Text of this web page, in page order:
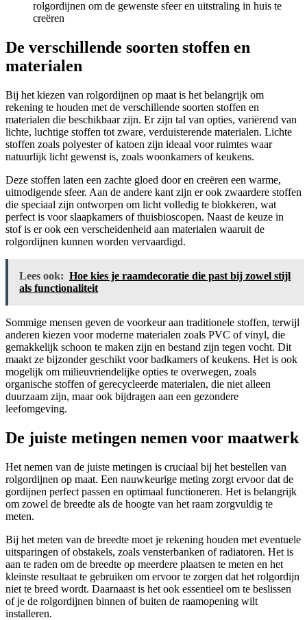
rolgordijnen om de gewenste sfeer en uitstraling in huis te
creëren
De verschillende soorten stoffen en
materialen
Bij het kiezen van rolgordijnen op maat is het belangrijk om
rekening te houden met de verschillende soorten stoffen en
materialen die beschikbaar zijn. Er zijn tal van opties, variërend van
lichte, luchtige stoffen tot zware, verduisterende materialen. Lichte
stoffen zoals polyester of katoen zijn ideaal voor ruimtes waar
natuurlijk licht gewenst is, zoals woonkamers of keukens.
Deze stoffen laten een zachte gloed door en creëren een warme,
uitnodigende sfeer. Aan de andere kant zijn er ook zwaardere stoffen
die speciaal zijn ontworpen om licht volledig te blokkeren, wat
perfect is voor slaapkamers of thuisbioscopen. Naast de keuze in
stof is er ook een verscheidenheid aan materialen waaruit de
rolgordijnen kunnen worden vervaardigd.
Lees ook: Hoe kies je raamdecoratie die past bij zowel stijl
als functionaliteit
Sommige mensen geven de voorkeur aan traditionele stoffen, terwijl
anderen kiezen voor moderne materialen zoals PVC of vinyl, die
gemakkelijk schoon te maken zijn en bestand zijn tegen vocht. Dit
maakt ze bijzonder geschikt voor badkamers of keukens. Het is ook
mogelijk om milieuvriendelijke opties te overwegen, zoals
organische stoffen of gerecycleerde materialen, die niet alleen
duurzaam zijn, maar ook bijdragen aan een gezondere
leefomgeving.
De juiste metingen nemen voor maatwerk
Het nemen van de juiste metingen is cruciaal bij het bestellen van
rolgordijnen op maat. Een nauwkeurige meting zorgt ervoor dat de
gordijnen perfect passen en optimaal functioneren. Het is belangrijk
om zowel de breedte als de hoogte van het raam zorgvuldig te
meten.
Bij het meten van de breedte moet je rekening houden met eventuele
uitsparingen of obstakels, zoals vensterbanken of radiatoren. Het is
aan te raden om de breedte op meerdere plaatsen te meten en het
kleinste resultaat te gebruiken om ervoor te zorgen dat het rolgordijn
niet te breed wordt. Daarnaast is het ook essentieel om te beslissen
of je de rolgordijnen binnen of buiten de raamopening wilt
installeren.